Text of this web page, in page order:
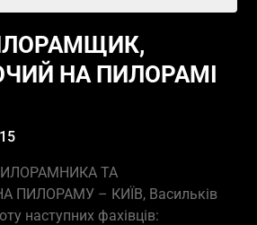
НА ПИЛОРАМІ
ТА
ПИЛОРАМУ – КИЇВ, Васильків
наступних фахівців: